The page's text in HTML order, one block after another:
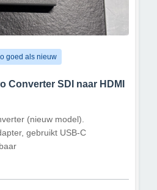
goed als nieuw
Converter SDI naar HDMI
(nieuw model).
gebruikt USB-C